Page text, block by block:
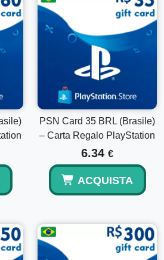
per il portafoglio PSN consegnato
a un saldo di portafoglio
aggiunto ai tuoi fondi attuali del
PSN Card 35 BRL (Brasile)
– Carta Regalo PlayStation
6.34 €
ACQUISTA